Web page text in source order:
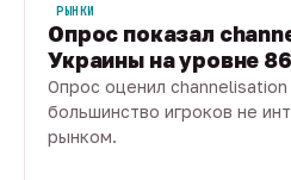
РЫНКИ
Опрос показал
Украины на уровне
Опрос оценил channelisation
большинство игроков не
рынком.